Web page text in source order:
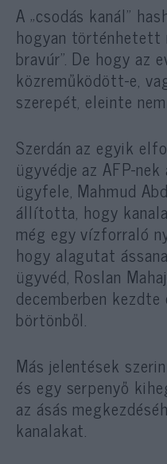
A „csodás kanál”
hogyan történhetett
bravúr”. De hogy az
közreműködött-e,
szerepét, eleinte
Szerdán az egyik
ügyvédje az AFP-
ügyfele, Mahmud
állította, hogy
még egy vízforraló
hogy alagutat
ügyvéd, Roslan
decemberben
börtönből.
Más jelentések
és egy serpenyő
az ásás
kanalakat.